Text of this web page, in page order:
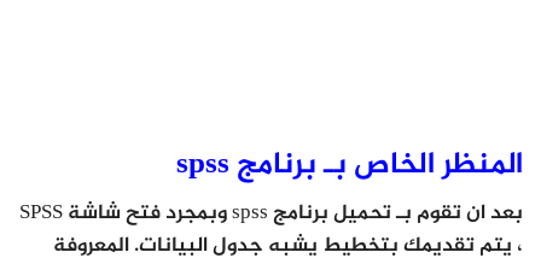
المنظر الخاص بـ برنامج spss
بعد ان تقوم بـ تحميل برنامج spss وبمجرد فتح شاشة SPSS
، يتم تقديمك بتخطيط يشبه جدول البيانات. المعروفة